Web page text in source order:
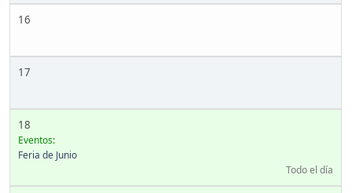
16
17
18
Eventos:
Feria de Junio
Todo el día